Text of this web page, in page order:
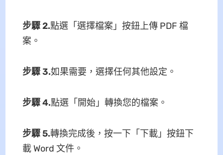
步驟 2.點選「選擇檔案」按鈕上傳 PDF 檔
案。
步驟 3.如果需要，選擇任何其他設定。
步驟 4.點選「開始」轉換您的檔案。
步驟 5.轉換完成後，按一下「下載」按鈕下
載 Word 文件。